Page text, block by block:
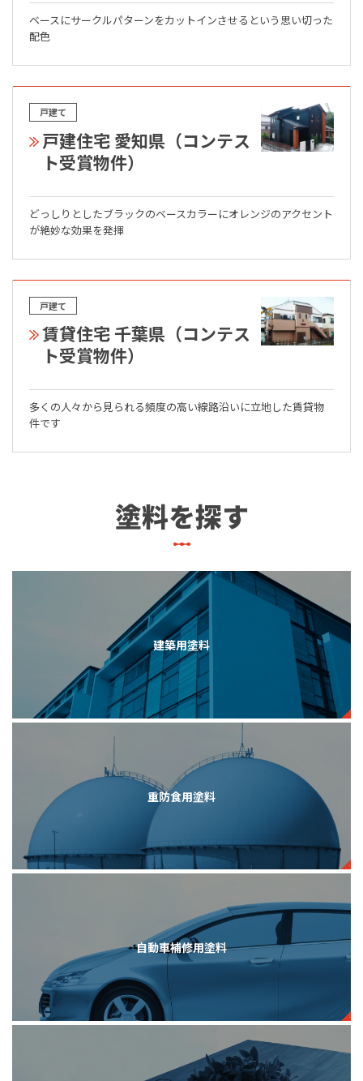
ベースにサークルパターンをカットインさせるという思い切った
配色
戸建て
戸建住宅 愛知県（コンテス
ト受賞物件）
どっしりとしたブラックのベースカラーにオレンジのアクセント
が絶妙な効果を発揮
戸建て
賃貸住宅 千葉県（コンテス
ト受賞物件）
多くの人々から見られる頻度の高い線路沿いに立地した賃貸物
件です
塗料を探す
建築用塗料
重防食用塗料
自動車補修用塗料